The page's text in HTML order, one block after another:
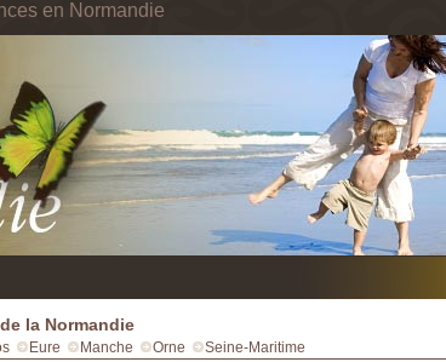
en Normandie
la Normandie
Eure Manche Orne Seine-Maritime